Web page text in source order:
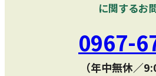
に関するお
0967-
（年中無休／